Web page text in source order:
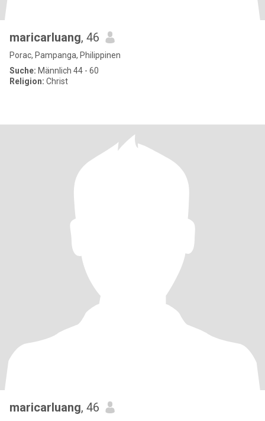
maricarluang, 46
Porac, Pampanga, Philippinen
Suche: Männlich 44 - 60
Religion: Christ
maricarluang, 46